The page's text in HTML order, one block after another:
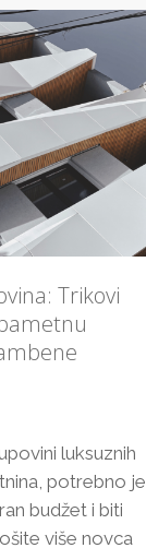
Trikovi
luksuznih
potrebno je
budžet i biti
više novca